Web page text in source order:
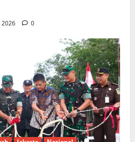
2026 0